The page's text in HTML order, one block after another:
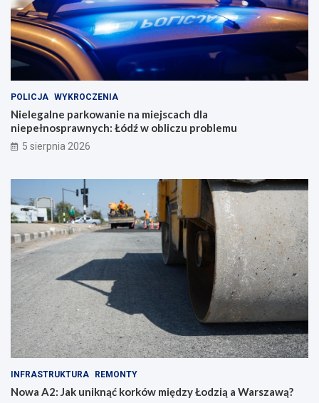
POLICJA WYKROCZENIA
Nielegalne parkowanie na miejscach dla
niepełnosprawnych: Łódź w obliczu problemu
5 sierpnia 2026
INFRASTRUKTURA REMONTY
Nowa A2: Jak uniknąć korków między Łodzią a Warszawą?